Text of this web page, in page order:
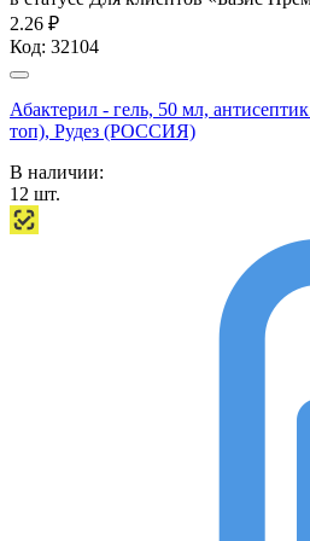
2.26 ₽
Код: 32104
Абактерил - гель, 50 мл,
топ), Рудез (РОССИЯ)
В наличии:
12 шт.